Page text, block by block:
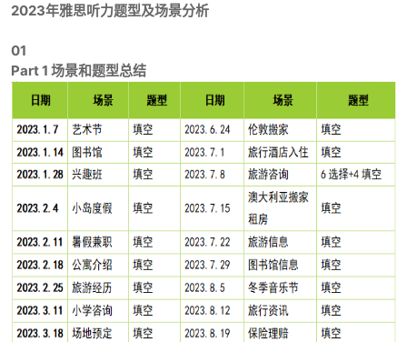
2023年雅思听力题型及场景分析
01
Part 1 场景和题型总结